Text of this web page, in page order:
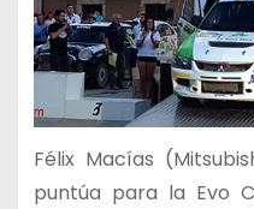
Félix Macías
puntúa para la Evo